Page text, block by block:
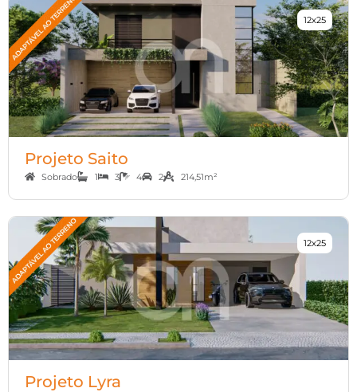
Projeto Saito
Sobrado 1 3 4 2 214,51m²
12x25
Projeto Lyra
12x25